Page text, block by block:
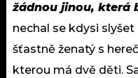
žádnou jinou, která
nechal se kdysi slyšet
šťastně ženatý s
kterou má dvě děti.